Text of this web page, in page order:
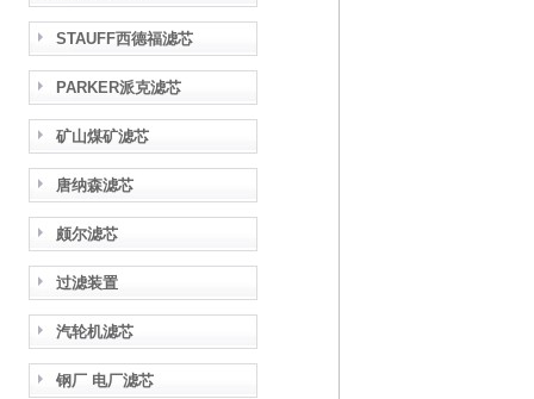
STAUFF西德福滤芯
PARKER派克滤芯
矿山煤矿滤芯
唐纳森滤芯
颇尔滤芯
过滤装置
汽轮机滤芯
钢厂 电厂滤芯